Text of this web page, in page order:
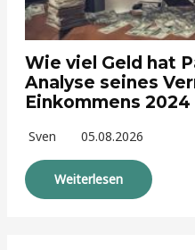
Wie viel Geld hat
Analyse seines
Einkommens 2024
Sven 05.08.2026
Weiterlesen